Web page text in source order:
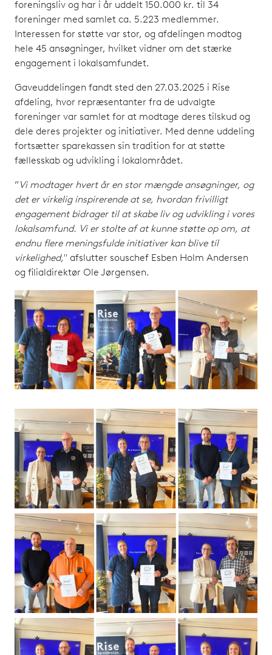
foreningsliv og har i år uddelt 150.000 kr. til 34
foreninger med samlet ca. 5.223 medlemmer.
Interessen for støtte var stor, og afdelingen modtog
hele 45 ansøgninger, hvilket vidner om det stærke
engagement i lokalsamfundet.
Gaveuddelingen fandt sted den 27.03.2025 i Rise
afdeling, hvor repræsentanter fra de udvalgte
foreninger var samlet for at modtage deres tilskud og
dele deres projekter og initiativer. Med denne uddeling
fortsætter sparekassen sin tradition for at støtte
fællesskab og udvikling i lokalområdet.
” Vi modtager hvert år en stor mængde ansøgninger, og
det er virkelig inspirerende at se, hvordan frivilligt
engagement bidrager til at skabe liv og udvikling i vores
lokalsamfund. Vi er stolte af at kunne støtte op om, at
endnu flere meningsfulde initiativer kan blive til
virkelighed," afslutter souschef Esben Holm Andersen
og filialdirektør Ole Jørgensen.